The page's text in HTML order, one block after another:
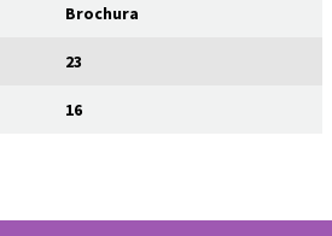
Brochura
23
16